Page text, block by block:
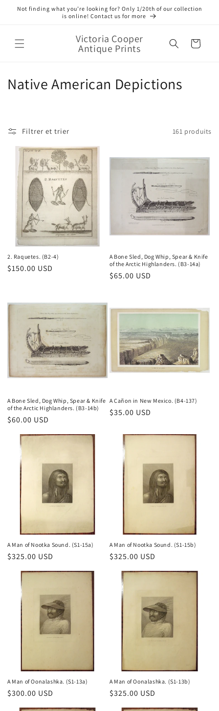
passer
Not finding what you’re looking for? Only 1/20th of our collection
is online! Contact us for more
Victoria Cooper
Antique Prints Panier
C
n
:
Native American Depictions
Filtrer et trier 161 produits
2. Raquetes. (B2-4)
Prix
$150.00 USD
A Bone Sled, Dog Whip, Spear & Knife
of the Arctic Highlanders. (B3-14a)
Prix
$65.00 USD
A Bone Sled, Dog Whip, Spear & Knife
of the Arctic Highlanders. (B3-14b)
Prix
habituel
$60.00 USD
A Cañon in New Mexico. (B4-137)
Prix
$35.00 USD
A Man of Nootka Sound. (S1-15a)
Prix
habituel
$325.00 USD
A Man of Nootka Sound. (S1-15b)
Prix
habituel
$325.00 USD
A Man of Oonalashka. (S1-13a)
Prix
habituel
$300.00 USD
A Man of Oonalashka. (S1-13b)
Prix
habituel
$325.00 USD